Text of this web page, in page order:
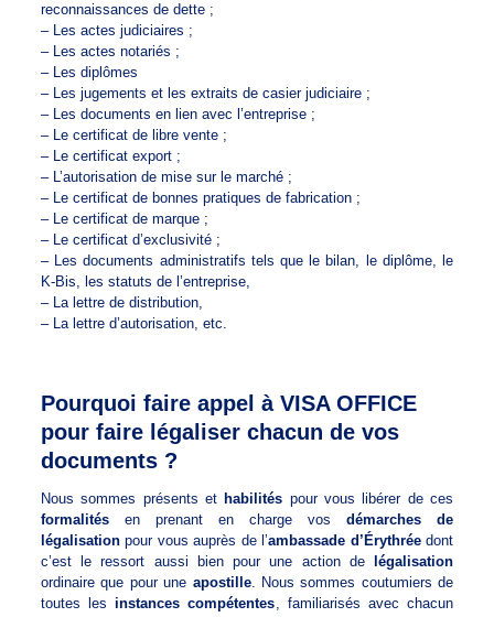
reconnaissances de dette ;
– Les actes judiciaires ;
– Les actes notariés ;
– Les diplômes
– Les jugements et les extraits de casier judiciaire ;
– Les documents en lien avec l’entreprise ;
– Le certificat de libre vente ;
– Le certificat export ;
– L’autorisation de mise sur le marché ;
– Le certificat de bonnes pratiques de fabrication ;
– Le certificat de marque ;
– Le certificat d’exclusivité ;
– Les documents administratifs tels que le bilan, le diplôme, le
K-Bis, les statuts de l’entreprise,
– La lettre de distribution,
– La lettre d’autorisation, etc.
Pourquoi faire appel à VISA OFFICE
pour faire légaliser chacun de vos
documents ?
Nous sommes présents et habilités pour vous libérer de ces
formalitésen prenant en charge vosdémarches de
légalisationpour vous auprès de l’ambassade d’Érythréedont
c’est le ressort aussi bien pour une action de
légalisation
ordinaire que pour une apostille. Nous sommes coutumiers de
toutes lesinstances compétentes, familiarisés avec chacun